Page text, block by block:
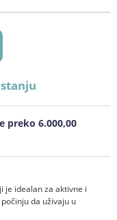
preko 6.000,00
je idealan za aktivne i
da uživaju u